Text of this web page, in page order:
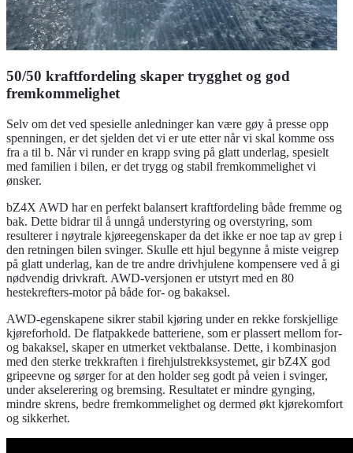
50/50 kraftfordeling skaper trygghet og god
fremkommelighet
Selv om det ved spesielle anledninger kan være gøy å presse opp
spenningen, er det sjelden det vi er ute etter når vi skal komme oss
fra a til b. Når vi runder en krapp sving på glatt underlag, spesielt
med familien i bilen, er det trygg og stabil fremkommelighet vi
ønsker.
bZ4X AWD har en perfekt balansert kraftfordeling både fremme og
bak. Dette bidrar til å unngå understyring og overstyring, som
resulterer i nøytrale kjøreegenskaper da det ikke er noe tap av grep i
den retningen bilen svinger. Skulle ett hjul begynne å miste veigrep
på glatt underlag, kan de tre andre drivhjulene kompensere ved å gi
nødvendig drivkraft. AWD-versjonen er utstyrt med en 80
hestekrefters-motor på både for- og bakaksel.
AWD-egenskapene sikrer stabil kjøring under en rekke forskjellige
kjøreforhold. De flatpakkede batteriene, som er plassert mellom for-
og bakaksel, skaper en utmerket vektbalanse. Dette, i kombinasjon
med den sterke trekkraften i firehjulstrekksystemet, gir bZ4X god
gripeevne og sørger for at den holder seg godt på veien i svinger,
under akselerering og bremsing. Resultatet er mindre gynging,
mindre skrens, bedre fremkommelighet og dermed økt kjørekomfort
og sikkerhet.